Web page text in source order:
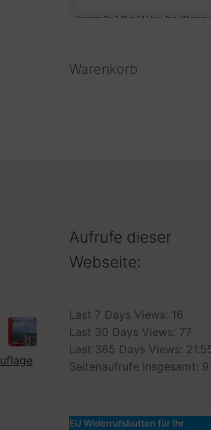
Warenkorb
Aufrufe dieser
Webseite:
Last 7 Days Views: 16
Last 30 Days Views: 77
Last 365 Days Views:
Seitenaufrufe insgesamt:
EU Widerrufsbutton für Ihr